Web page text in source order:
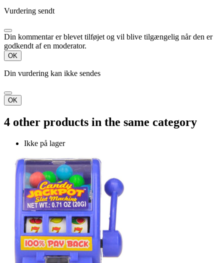
Vurdering sendt
Din kommentar er blevet tilføjet og vil blive tilgængelig når den er
godkendt af en moderator.
OK
Din vurdering kan ikke sendes
OK
4 other products in the same category
Ikke på lager